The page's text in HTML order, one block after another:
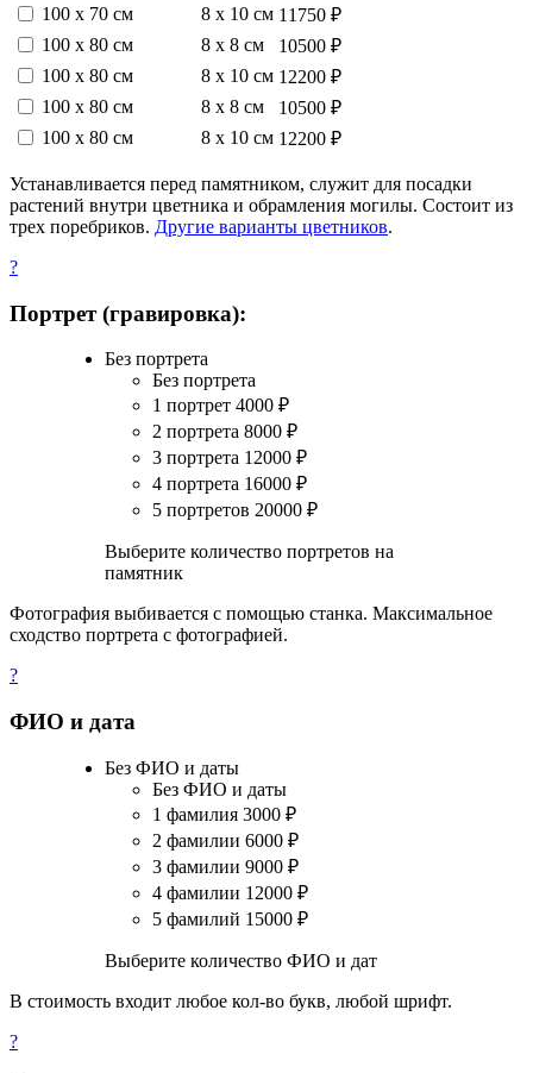
100 х 70 см
8 х 10 см 11750 ₽
100 х 80 см
8 х 8 см
10500 ₽
100 х 80 см
8 х 10 см 12200 ₽
100 х 80 см
8 х 8 см
10500 ₽
100 х 80 см
8 х 10 см 12200 ₽
Устанавливается перед памятником, служит для посадки
растений внутри цветника и обрамления могилы. Состоит из
трех поребриков. Другие варианты цветников.
?
Портрет (гравировка):
Без портрета
Без портрета
1 портрет 4000 ₽
2 портрета 8000 ₽
3 портрета 12000 ₽
4 портрета 16000 ₽
5 портретов 20000 ₽
Выберите количество портретов на
памятник
Фотография выбивается с помощью станка. Максимальное
сходство портрета с фотографией.
?
ФИО и дата
Без ФИО и даты
Без ФИО и даты
1 фамилия 3000 ₽
2 фамилии 6000 ₽
3 фамилии 9000 ₽
4 фамилии 12000 ₽
5 фамилий 15000 ₽
Выберите количество ФИО и дат
В стоимость входит любое кол-во букв, любой шрифт.
?